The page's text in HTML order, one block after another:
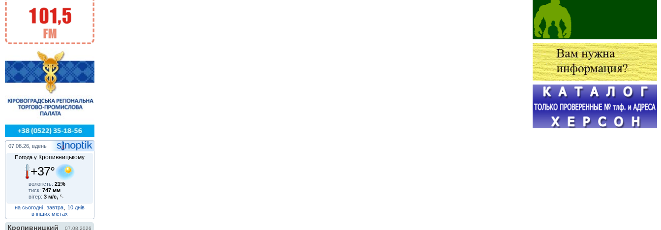
07.08.26, вдень
Погода у Кропивницькому
+37°
вологість:21%
тиск:747 мм
вітер:3 м/с,
на сьогодні
завтра
10 днів
в інших містах